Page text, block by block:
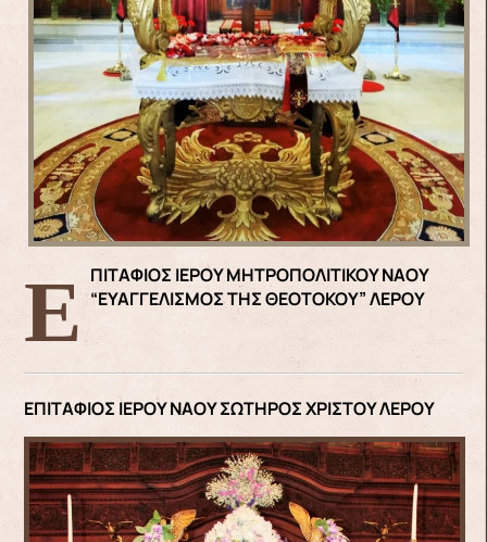
ΕΠΙΤΑΦΙΟΣ ΙΕΡΟΥ ΜΗΤΡΟΠΟΛΙΤΙΚΟΥ ΝΑΟΥ “ΕΥΑΓΓΕΛΙΣΜΟΣ ΤΗΣ ΘΕΟΤΟΚΟΥ” ΛΕΡΟΥ
ΕΠΙΤΑΦΙΟΣ ΙΕΡΟΥ ΝΑΟΥ ΣΩΤΗΡΟΣ ΧΡΙΣΤΟΥ ΛΕΡΟΥ